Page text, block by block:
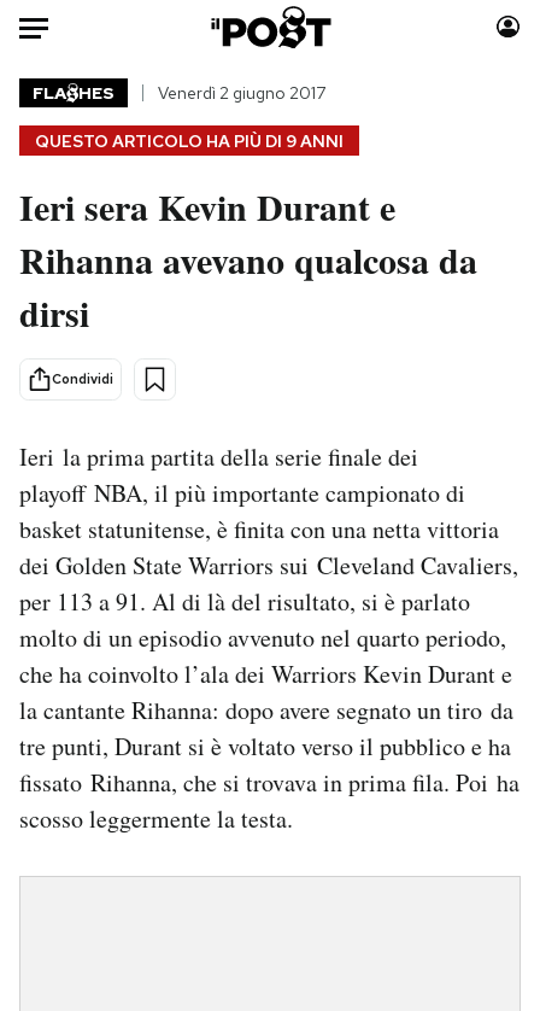
Auto
HOME
Italia
Politica
Tecnologia
Scienza
Economia
Sport
Moda
Consumismi
Altrecose
PODCAST
NEWSLETTER
I MIEI PREFERITI
SHOP
QUESTO ARTICOLO HA PIÙ DI 9 ANNI
FLA HES Venerdì 2 giugno 2017
Ieri sera Kevin Durant e
Rihanna avevano qualcosa da
dirsi
Condividi
Ieri la prima partita della serie finale dei
playoff NBA, il più importante campionato di
basket statunitense, è finita con una netta vittoria
dei Golden State Warriors sui Cleveland Cavaliers,
per 113 a 91. Al di là del risultato, si è parlato
molto di un episodio avvenuto nel quarto periodo,
che ha coinvolto l’ala dei Warriors Kevin Durant e
la cantante Rihanna: dopo avere segnato un tiro da
tre punti, Durant si è voltato verso il pubblico e ha
fissato Rihanna, che si trovava in prima fila. Poi ha
scosso leggermente la testa.